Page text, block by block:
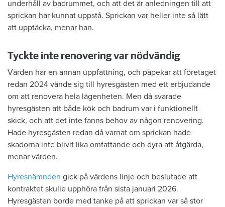
underhåll av badrummet, och att det är anledningen till att
sprickan har kunnat uppstå. Sprickan var heller inte så lätt
att upptäcka, menar han.
Tyckte inte renovering var nödvändig
Värden har en annan uppfattning, och påpekar att företaget
redan 2024 vände sig till hyresgästen med ett erbjudande
om att renovera hela lägenheten. Men då svarade
hyresgästen att både kök och badrum var i funktionellt
skick, och att det inte fanns behov av någon renovering.
Hade hyresgästen redan då varnat om sprickan hade
skadorna inte blivit lika omfattande och dyra att åtgärda,
menar värden.
Hyresnämnden gick på värdens linje och beslutade att
kontraktet skulle upphöra från sista januari 2026.
Hyresgästen borde med tanke på att sprickan var så stor